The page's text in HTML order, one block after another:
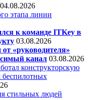
04.08.2026
этапа линии
к команде ITKey в
03.08.2026
«руководителя»
канал 03.08.2026
конструкторскую
беспилотных
стильных людей